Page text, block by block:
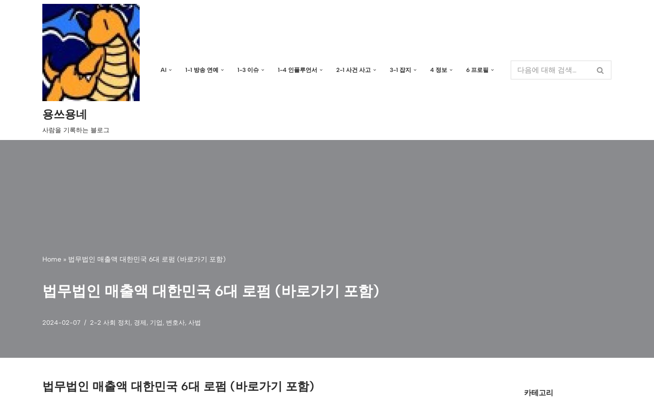
용쓰용네
사람을 기록하는 블로그
AI 1-1 방송 연예 1-3 이슈 1-4 인플루언서 2-1 사건 사고 3-1 잡지 4 정보 6 프로필
Home » 법무법인 매출액 대한민국 6대 로펌 (바로가기 포함)
법무법인 매출액 대한민국 6대 로펌 (바로가기 포함)
2024-02-07 2-2 사회 정치 , 경제 , 기업 , 변호사, 사법
법무법인 매출액 대한민국 6대 로펌 (바로가기 포함) 카테고리